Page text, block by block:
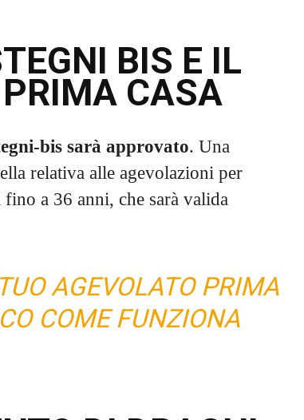
BIS E IL
CASA
bis sarà approvato. Una
relativa alle agevolazioni per
a 36 anni, che sarà valida
AGEVOLATO PRIMA
COME FUNZIONA